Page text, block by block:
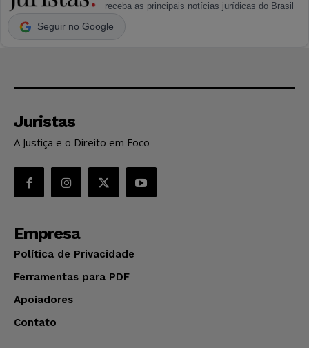
receba as principais notícias jurídicas do Brasil
Seguir no Google
Juristas
A Justiça e o Direito em Foco
Empresa
Política de Privacidade
Ferramentas para PDF
Apoiadores
Contato